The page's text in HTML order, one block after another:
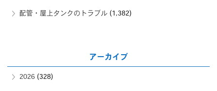
配管・屋上タンクのトラブル (1,382)
アーカイブ
2026 (328)